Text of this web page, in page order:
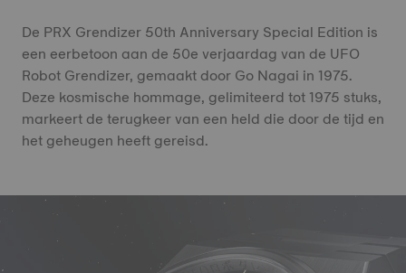
De PRX Grendizer 50th Anniversary Special Edition is
een eerbetoon aan de 50e verjaardag van de UFO
Robot Grendizer, gemaakt door Go Nagai in 1975.
Deze kosmische hommage, gelimiteerd tot 1975 stuks,
markeert de terugkeer van een held die door de tijd en
het geheugen heeft gereisd.